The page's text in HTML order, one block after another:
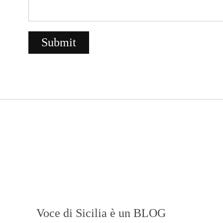
Voce di Sicilia è un BLOG